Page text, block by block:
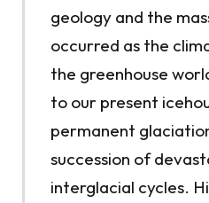
geology and the
occurred as the
the greenhouse
to our present
permanent
succession of
interglacial cycles.